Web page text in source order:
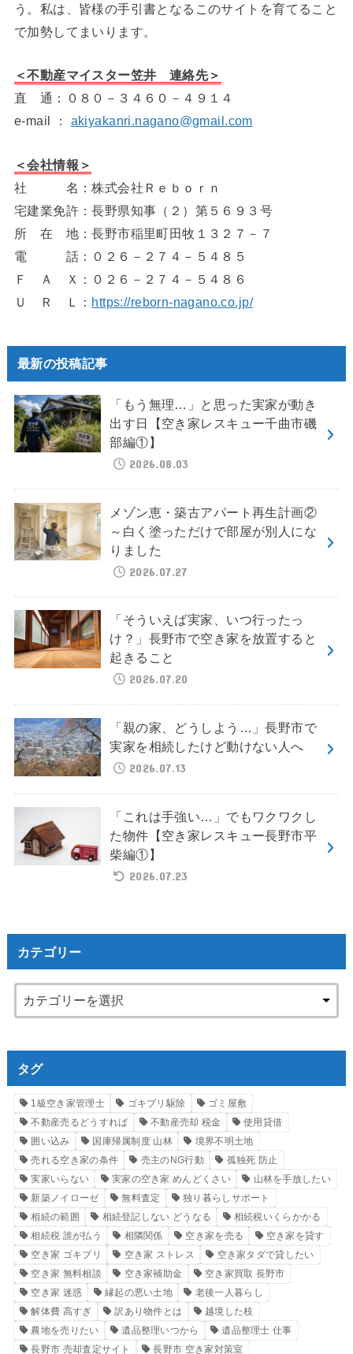
う。私は、皆様の手引書となるこのサイトを育てること
で加勢してまいります。
＜不動産マイスター笠井 連絡先＞
直 通：０８０－３４６０－４９１４
e-mail ： akiyakanri.nagano@gmail.com
＜会社情報＞
社 名：株式会社Ｒｅｂｏｒｎ
宅建業免許：長野県知事（２）第５６９３号
所 在 地：長野市稲里町田牧１３２７－７
電 話：０２６－２７４－５４８５
Ｆ Ａ Ｘ：０２６－２７４－５４８６
Ｕ Ｒ Ｌ： https://reborn-nagano.co.jp/
最新の投稿記事
「もう無理…」と思った実家が動き
出す日【空き家レスキュー千曲市磯
部編①】
2026.08.03
メゾン恵・築古アパート再生計画②
～白く塗っただけで部屋が別人にな
りました
2026.07.27
「そういえば実家、いつ行ったっ
け？」長野市で空き家を放置すると
起きること
2026.07.20
「親の家、どうしよう…」長野市で
実家を相続したけど動けない人へ
2026.07.13
「これは手強い…」でもワクワクし
た物件【空き家レスキュー長野市平
柴編①】
2026.07.23
カテゴリー
タグ
1級空き家管理士 ゴキブリ駆除
ゴミ屋敷
不動産売るどうすれば
不動産売却 税金
使用貸借
囲い込み
国庫帰属制度 山林
境界不明土地
売れる空き家の条件
売主のNG行動
孤独死 防止
実家いらない
実家の空き家 めんどくさい
山林を手放したい
新築ノイローゼ
無料査定
独り暮らしサポート
相続の範囲
相続登記しない どうなる
相続税いくらかかる
相続税 誰が払う
相隣関係 空き家を売る
空き家を貸す
空き家 ゴキブリ
空き家 ストレス
空き家タダで貸したい
空き家 無料相談
空き家補助金
空き家買取 長野市
空き家 迷惑
縁起の悪い土地
老後一人暮らし
解体費 高すぎ
訳あり物件とは
越境した枝
農地を売りたい
遺品整理いつから
遺品整理士 仕事
長野市 売却査定サイト
長野市 空き家対策室